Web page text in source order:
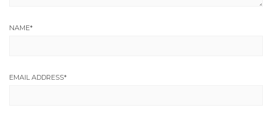
NAME*
EMAIL ADDRESS*